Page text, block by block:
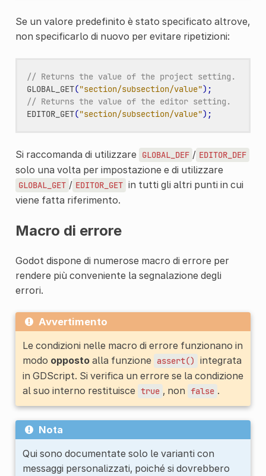
Se un valore predefinito è stato specificato altrove,
non specificarlo di nuovo per evitare ripetizioni:
// Returns the value of the project setting.
GLOBAL_GET("section/subsection/value");
// Returns the value of the editor setting.
EDITOR_GET("section/subsection/value");
Si raccomanda di utilizzare GLOBAL_DEF / EDITOR_DEF
solo una volta per impostazione e di utilizzare
GLOBAL_GET / EDITOR_GET in tutti gli altri punti in cui
viene fatta riferimento.
Macro di errore
Godot dispone di numerose macro di errore per
rendere più conveniente la segnalazione degli
errori.
Avvertimento
Le condizioni nelle macro di errore funzionano in
modo oppostoalla funzione assert()
integrata
in GDScript. Si verifica un errore se la condizione
al suo interno restituisce true , non false .
Nota
Qui sono documentate solo le varianti con
messaggi personalizzati, poiché si dovrebbero